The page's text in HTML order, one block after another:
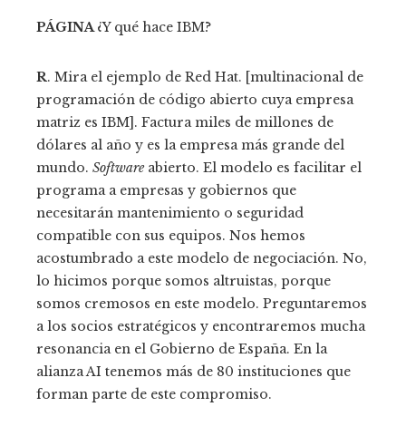
PÁGINA¿Y qué hace IBM?
R. Mira el ejemplo de Red Hat. [multinacional de
programación de código abierto cuya empresa
matriz es IBM]. Factura miles de millones de
dólares al año y es la empresa más grande del
mundo. Softwareabierto. El modelo es facilitar el
programa a empresas y gobiernos que
necesitarán mantenimiento o seguridad
compatible con sus equipos. Nos hemos
acostumbrado a este modelo de negociación. No,
lo hicimos porque somos altruistas, porque
somos cremosos en este modelo. Preguntaremos
a los socios estratégicos y encontraremos mucha
resonancia en el Gobierno de España. En la
alianza AI tenemos más de 80 instituciones que
forman parte de este compromiso.